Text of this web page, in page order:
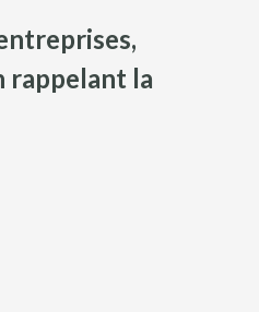
rappelant la